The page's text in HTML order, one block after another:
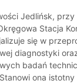
Jedlińsk,
Stacja
się w
diagnostyki
badań
ona